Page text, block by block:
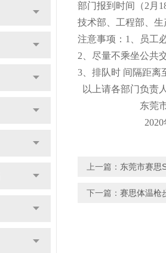
部门报到时间（2月
技术部、工程部、
注意事项：1、员工
2、尽量不乘坐公共
3、排队时 间隔距离
以上请各部门负责
东莞市赛思
2020年2月
上一篇： 东莞市赛思
下一篇： 赛思体温枪